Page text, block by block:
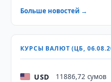
Больше новостей →
КУРСЫ ВАЛЮТ (ЦБ,
USD 11886,72 сумов